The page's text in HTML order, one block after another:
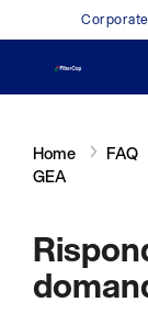
Corporate
Home FAQ
GEA